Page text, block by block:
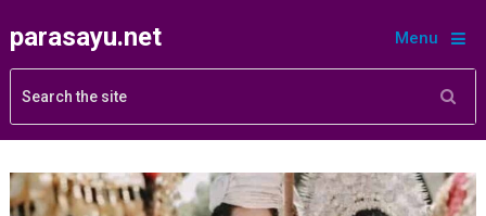
parasayu.net Menu